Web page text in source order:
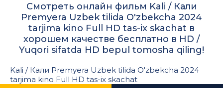
Смотреть онлайн фильм Kali / Кали
Premyera Uzbek tilida O'zbekcha 2024
tarjima kino Full HD tas-ix skachat в
хорошем качестве бесплатно в HD /
Yuqori sifatda HD bepul tomosha qiling!
Kali / Кали Premyera Uzbek tilida O'zbekcha 2024
tarjima kino Full HD tas-ix skachat